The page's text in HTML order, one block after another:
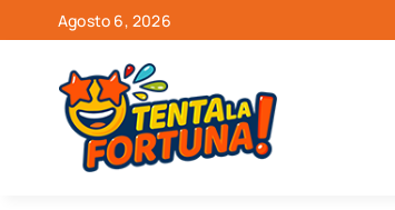
al
contenuto
Agosto 6, 2026